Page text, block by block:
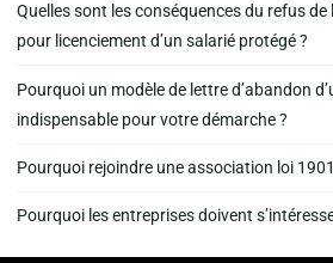
Quelles sont les conséquences du refus de
pour licenciement d’un salarié protégé ?
Pourquoi un modèle de lettre d’abandon
indispensable pour votre démarche ?
Pourquoi rejoindre une association loi
Pourquoi les entreprises doivent